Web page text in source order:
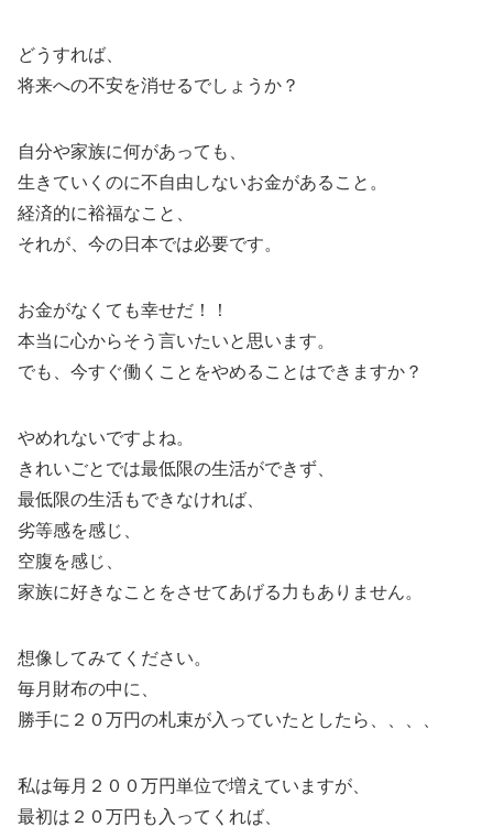
どうすれば、
将来への不安を消せるでしょうか？
自分や家族に何があっても、
生きていくのに不自由しないお金があること。
経済的に裕福なこと、
それが、今の日本では必要です。
お金がなくても幸せだ！！
本当に心からそう言いたいと思います。
でも、今すぐ働くことをやめることはできますか？
やめれないですよね。
きれいごとでは最低限の生活ができず、
最低限の生活もできなければ、
劣等感を感じ、
空腹を感じ、
家族に好きなことをさせてあげる力もありません。
想像してみてください。
毎月財布の中に、
勝手に２０万円の札束が入っていたとしたら、、、、
私は毎月２００万円単位で増えていますが、
最初は２０万円も入ってくれば、